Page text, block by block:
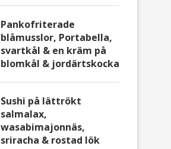
Pankofriterade
blåmusslor, Portabella,
svartkål & en kräm på
blomkål & jordärtskocka
Sushi på lättrökt
salmalax,
wasabimajonnäs,
sriracha & rostad lök